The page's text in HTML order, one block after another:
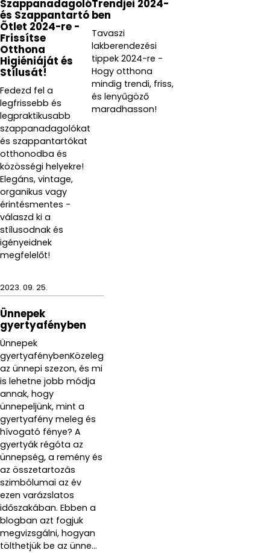
Szappanadagoló
és Szappantartó
Ötlet 2024-re -
Frissítse
Otthona
Higiéniáját és
Stílusát!
Fedezd fel a
legfrissebb és
legpraktikusabb
szappanadagolókat
és szappantartókat
otthonodba és
közösségi helyekre!
Elegáns, vintage,
organikus vagy
érintésmentes -
válaszd ki a
stílusodnak és
igényeidnek
megfelelőt!
Trendjei 2024-
ben
Tavaszi
lakberendezési
tippek 2024-re -
Hogy otthona
mindig trendi, friss,
és lenyűgöző
maradhasson!
2023. 09. 25.
Ünnepek
gyertyafényben
Ünnepek
gyertyafénybenKözeleg
az ünnepi szezon, és mi
is lehetne jobb módja
annak, hogy
ünnepeljünk, mint a
gyertyafény meleg és
hívogató fénye? A
gyertyák régóta az
ünnepség, a remény és
az összetartozás
szimbólumai az év
ezen varázslatos
időszakában. Ebben a
blogban azt fogjuk
megvizsgálni, hogyan
tölthetjük be az ünne...